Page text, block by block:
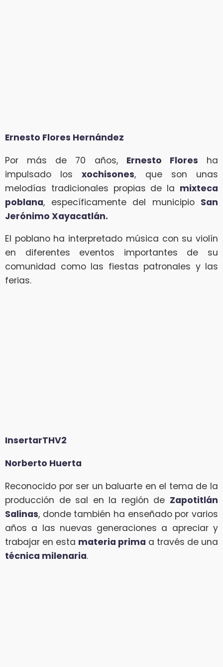
Ernesto Flores Hernández
Por más de 70 años, Ernesto Flores ha
impulsado losxochisones, que son unas
melodías tradicionales propias de la mixteca
poblana, específicamente del municipio San
Jerónimo Xayacatlán.
El poblano ha interpretado música con su violín
en diferentes eventos importantes de su
comunidad como las fiestas patronales y las
ferias.
InsertarTHV2
Norberto Huerta
Reconocido por ser un baluarte en el tema de la
producción de sal en la región de Zapotitlán
Salinas, donde también ha enseñado por varios
años a las nuevas generaciones a apreciar y
trabajar en esta materia prima a través de una
técnica milenaria.